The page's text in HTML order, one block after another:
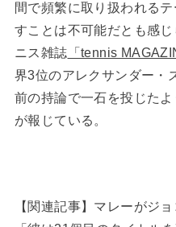
間で頻繁に取り扱われる
すことは不可能だとも感
ニス雑誌 「tennis
界3位のアレクサンダー・
前の持論で一石を投じたよ
が報じている。
【関連記事】マレーがジ